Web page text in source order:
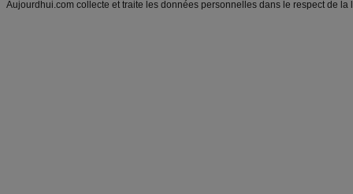
Aujourdhui.com collecte et traite les données personnelles dans le respect de